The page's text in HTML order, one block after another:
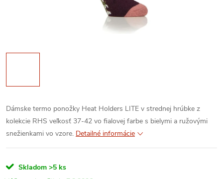
Dámske termo ponožky Heat Holders LITE v strednej hrúbke z
kolekcie RHS veľkosť 37-42 vo fialovej farbe s bielymi a ružovými
snežienkami vo vzore. Detailné informácie
Skladom >5 ks